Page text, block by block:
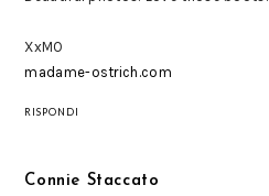
XxMO
madame-ostrich.com
RISPONDI
Connie Staccato